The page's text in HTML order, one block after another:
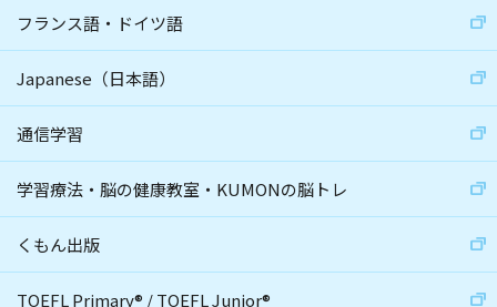
フランス語・ドイツ語
Japanese（日本語）
通信学習
学習療法・脳の健康教室・KUMONの脳トレ
くもん出版
TOEFL Primary® /TOEFL Junior®